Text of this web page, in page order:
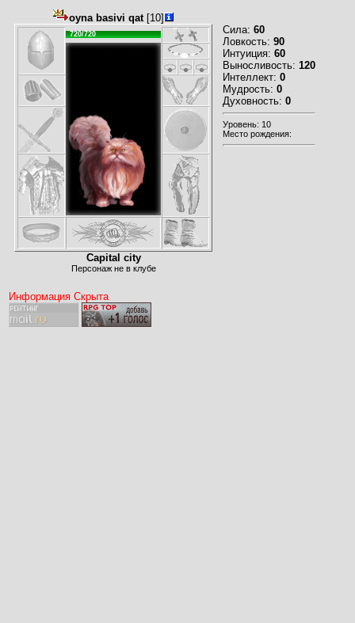
oyna basivi qat[10]
720/720
Capital city
Персонаж не в клубе
Сила: 60
Ловкость: 90
Интуиция: 60
Выносливость: 120
Интеллект: 0
Мудрость: 0
Духовность: 0
Уровень: 10
Место рождения:
Информация Скрыта